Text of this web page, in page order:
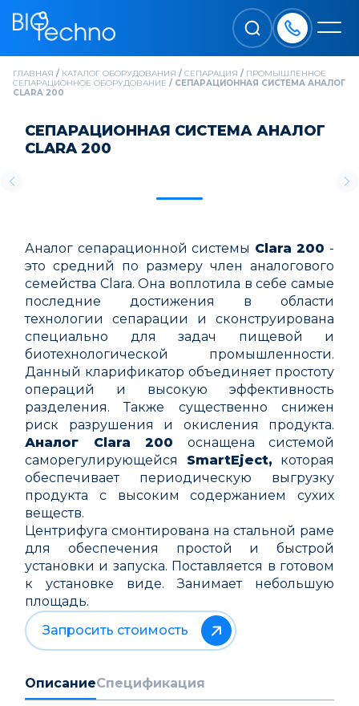
ГЛАВНАЯ / КАТАЛОГ ОБОРУДОВАНИЯ / CЕПАРАЦИЯ / ПРОМЫШЛЕННОЕ
СЕПАРАЦИОННОЕ ОБОРУДОВАНИЕ / СЕПАРАЦИОННАЯ СИСТЕМА АНАЛОГ
CLARA 200
СЕПАРАЦИОННАЯ СИСТЕМА АНАЛОГ
CLARA 200
Аналог сепарационной системы Clara 200 -
это средний по размеру член аналогового
семейства Clara. Она воплотила в себе самые
последние достижения в области
технологии сепарации и сконструирована
специально для задач пищевой и
биотехнологической промышленности.
Данный кларификатор объединяет простоту
операций и высокую эффективность
разделения. Также существенно снижен
риск разрушения и окисления продукта.
Аналог Clara 200 оснащена системой
саморегулирующейся
SmartEject, которая
обеспечивает периодическую выгрузку
продукта с высоким содержанием сухих
веществ.
Центрифуга смонтирована на стальной раме
для обеспечения простой и быстрой
установки и запуска. Поставляется в готовом
к установке виде. Занимает небольшую
площадь.
Запросить стоимость
ОписаниеСпецификация